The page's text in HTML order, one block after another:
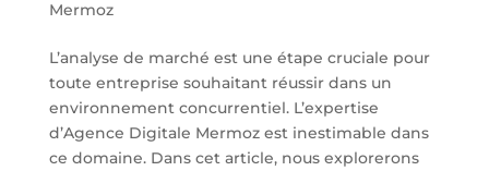
Mermoz
L’analyse de marché est une étape cruciale pour
toute entreprise souhaitant réussir dans un
environnement concurrentiel. L’expertise
d’Agence Digitale Mermoz est inestimable dans
ce domaine. Dans cet article, nous explorerons